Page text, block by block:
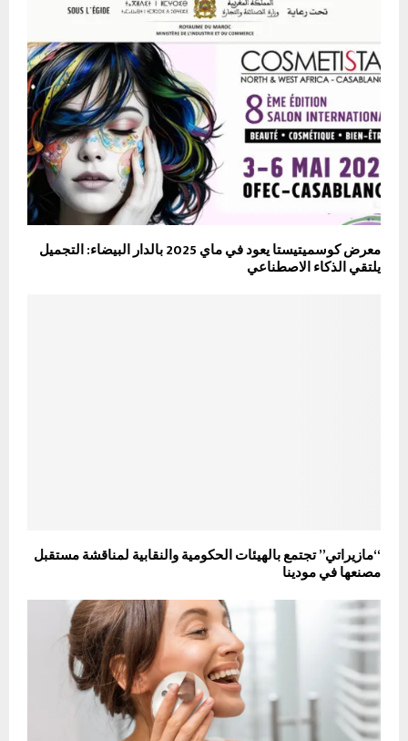
معرض كوسميتيستا يعود في ماي 2025 بالدار البيضاء: التجميل
يلتقي الذكاء الاصطناعي
“مازيراتي” تجتمع بالهيئات الحكومية والنقابية لمناقشة مستقبل
مصنعها في مودينا